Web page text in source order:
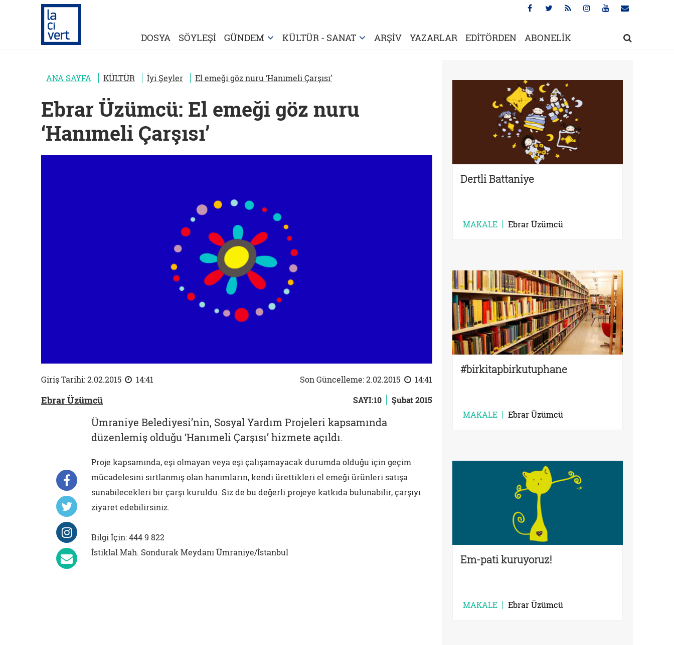
DOSYA SÖYLEŞİ GÜNDEM KÜLTÜR - SANAT ARŞİV YAZARLAR EDİTÖRDEN ABONELİK
ANA SAYFA KÜLTÜR İyi Şeyler El emeği göz nuru ‘Hanımeli Çarşısı’
Ebrar Üzümcü: El emeği göz nuru
‘Hanımeli Çarşısı’
Giriş Tarihi: 2.02.2015 14:41 Son Güncelleme: 2.02.2015 14:41
Ebrar Üzümcü SAYI:10 Şubat 2015
Ümraniye Belediyesi’nin, Sosyal Yardım Projeleri kapsamında
düzenlemiş olduğu ‘Hanımeli Çarşısı’ hizmete açıldı.
Proje kapsamında, eşi olmayan veya eşi çalışamayacak durumda olduğu için geçim
mücadelesini sırtlanmış olan hanımların, kendi ürettikleri el emeği ürünleri satışa
sunabilecekleri bir çarşı kuruldu. Siz de bu değerli projeye katkıda bulunabilir, çarşıyı
ziyaret edebilirsiniz.
Bilgi İçin: 444 9 822
İstiklal Mah. Sondurak Meydanı Ümraniye/İstanbul
Dertli Battaniye
MAKALE Ebrar Üzümcü
#birkitapbirkutuphane
MAKALE Ebrar Üzümcü
Em-pati kuruyoruz!
MAKALE Ebrar Üzümcü